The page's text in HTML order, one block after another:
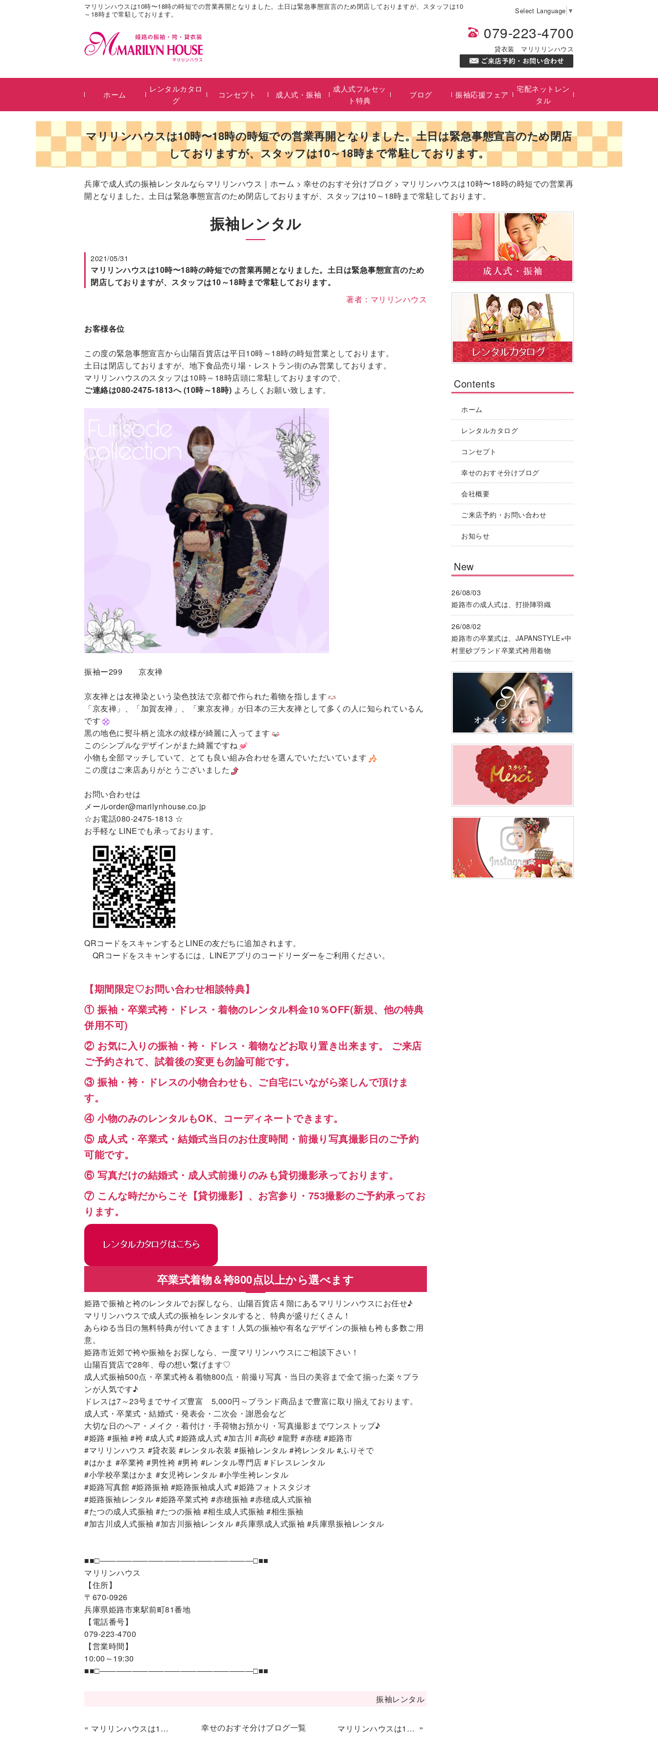
マリリンハウスは10時〜18時の時短での営業再開となりました。土日は緊急事態宣言のため閉店しておりますが、スタッフは10
～18時まで常駐しております。
Select Language ▼
079-223-4700
貸衣装 マリリリンハウス
ホーム
レンタルカタロ
グ
コンセプト 成人式・振袖
成人式フルセッ
ト特典
ブログ 振袖応援フェア
宅配ネットレン
タル
マリリンハウスは10時〜18時の時短での営業再開となりました。土日は緊急事態宣言のため閉店
しておりますが、スタッフは10～18時まで常駐しております。
兵庫で成人式の振袖レンタルならマリリンハウス｜ホーム > 幸せのおすそ分けブログ > マリリンハウスは10時〜18時の時短での営業再
開となりました。土日は緊急事態宣言のため閉店しておりますが、スタッフは10～18時まで常駐しております。
振袖レンタル
2021/05/31
マリリンハウスは10時〜18時の時短での営業再開となりました。土日は緊急事態宣言のため
閉店しておりますが、スタッフは10～18時まで常駐しております。
著者：マリリンハウス
お客様各位
この度の緊急事態宣言から山陽百貨店は平日10時～18時の時短営業としております。
土日は閉店しておりますが、 地下食品売り場・レストラン街のみ営業しております。
マリリンハウスのスタッフは10時～18時店頭に常駐しておりますので、
ご連絡は080-2475-1813へ (10時～18時) よろしくお願い致します。
振袖ー299 京友禅
京友禅とは友禅染という染色技法で京都で作られた着物を指します
「京友禅」、「加賀友禅」、「東京友禅」が日本の三大友禅として多くの人に知られているん
です
黒の地色に熨斗柄と流水の紋様が綺麗に入ってます
このシンプルなデザインがまた綺麗ですね
小物も全部マッチしていて、とても良い組み合わせを選んでいただいています
この度はご来店ありがとうございました
お問い合わせは
メールorder@marilynhouse.co.jp
☆お電話080-2475-1813 ☆
お手軽な LINEでも承っております。
QRコードをスキャンするとLINEの友だちに追加されます。
QRコードをスキャンするには、LINEアプリのコードリーダーをご利用ください。
【期間限定♡お問い合わせ相談特典】
① 振袖・卒業式袴・ドレス・着物のレンタル料金10％OFF(新規、他の特典
併用不可)
② お気に入りの振袖・袴・ドレス・着物などお取り置き出来ます。 ご来店
ご予約されて、試着後の変更も勿論可能です。
③ 振袖・袴・ドレスの小物合わせも、ご自宅にいながら楽しんで頂けま
す。
④ 小物のみのレンタルもOK、コーディネートできます。
⑤ 成人式・卒業式・結婚式当日のお仕度時間・前撮り写真撮影日のご予約
可能です。
⑥ 写真だけの結婚式・成人式前撮りのみも貸切撮影承っております。
⑦ こんな時だからこそ【貸切撮影】、お宮参り・753撮影のご予約承ってお
ります。
卒業式着物＆袴800点以上から選べます
姫路で振袖と袴のレンタルでお探しなら、山陽百貨店４階にあるマリリンハウスにお任せ♪
マリリンハウスで成人式の振袖をレンタルすると、特典が盛りだくさん！
あらゆる当日の無料特典が付いてきます！人気の振袖や有名なデザインの振袖も袴も多数ご用
意。
姫路市近郊で袴や振袖をお探しなら、一度マリリンハウスにご相談下さい！
山陽百貨店で28年、母の想い繋げます♡
成人式振袖500点・卒業式袴＆着物800点・前撮り写真・当日の美容まで全て揃った楽々プラ
ンが人気です♪
ドレスは7～23号までサイズ豊富 5,000円～ブランド商品まで豊富に取り揃えております。
成人式・卒業式・結婚式・発表会・二次会・謝恩会など
大切な日のヘア・メイク・着付け・手荷物お預かり・写真撮影までワンストップ♪
#姫路 #振袖 #袴 #成人式 #姫路成人式 #加古川 #高砂 #龍野 #赤穂 #姫路市
#マリリンハウス #貸衣装 #レンタル衣装 #振袖レンタル #袴レンタル #ふりそで
#はかま #卒業袴 #男性袴 #男袴 #レンタル専門店 #ドレスレンタル
#小学校卒業はかま #女児袴レンタル #小学生袴レンタル
#姫路写真館 #姫路振袖 #姫路振袖成人式 #姫路フォトスタジオ
#姫路振袖レンタル #姫路卒業式袴 #赤穂振袖 #赤穂成人式振袖
#たつの成人式振袖 #たつの振袖 #相生成人式振袖 #相生振袖
#加古川成人式振袖 #加古川振袖レンタル #兵庫県成人式振袖 #兵庫県振袖レンタル
■■□―――――――――――――――――――□■■
マリリンハウス
【住所】
〒670-0926
兵庫県姫路市東駅前町81番地
【電話番号】
079-223-4700
【営業時間】
10:00～19:30
■■□―――――――――――――――――――□■■
振袖レンタル
« マリリンハウスは10時〜18時の時短での営業再開となりました。土日は緊急事態宣言のため閉店しておりますが、スタッフは10～18時まで常駐しております。 幸せのおすそ分けブログ一覧 マリリンハウスは10時〜18時の時短での営業再開となりました。土日は緊急事態宣言のため閉店しておりますが、スタッフは10～18時まで常駐しております。 »
Contents
ホーム
レンタルカタログ
コンセプト
幸せのおすそ分けブログ
会社概要
ご来店予約・お問い合わせ
お知らせ
New
26/08/03
姫路市の成人式は、打掛陣羽織
26/08/02
姫路市の卒業式は、JAPANSTYLE×中
村里砂ブランド卒業式袴用着物